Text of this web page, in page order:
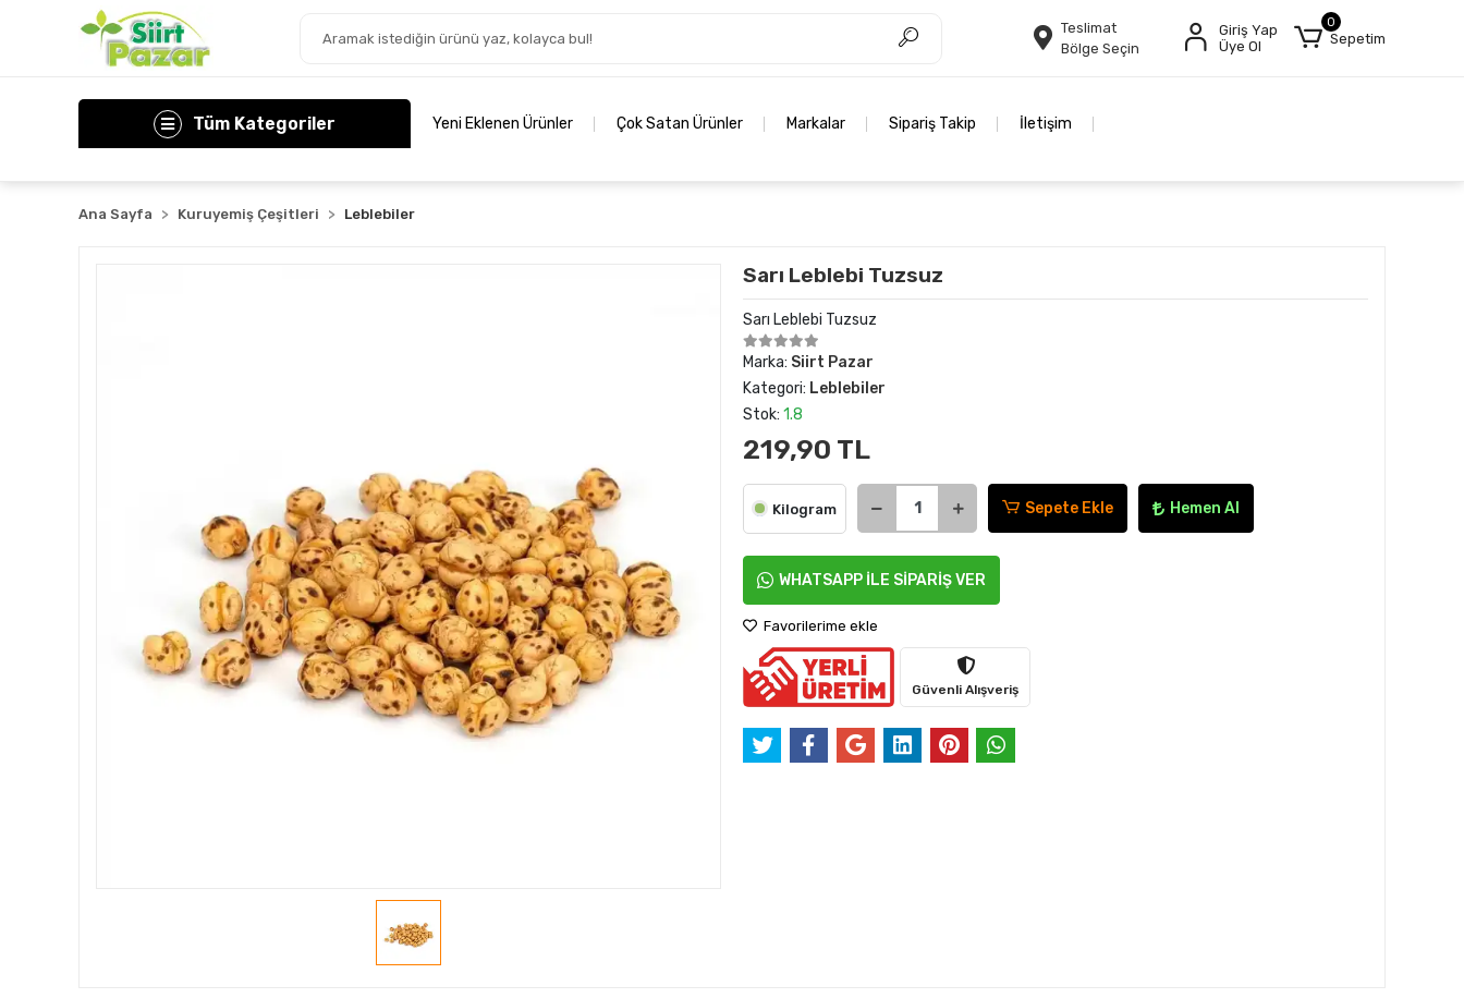
Teslimat
Bölge Seçin
Giriş Yap
Üye Ol
0
Sepetim
Tüm Kategoriler Yeni Eklenen Ürünler Çok Satan Ürünler Markalar Sipariş Takip İletişim
Ana Sayfa Kuruyemiş Çeşitleri Leblebiler
Sarı Leblebi Tuzsuz
Sarı Leblebi Tuzsuz
Marka: Siirt Pazar
Kategori: Leblebiler
Stok: 1.8
219,90 TL
Kilogram Sepete Ekle Hemen Al
WHATSAPP İLE SİPARİŞ VER
Favorilerime ekle
Güvenli Alışveriş